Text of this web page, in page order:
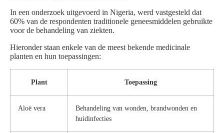
In een onderzoek uitgevoerd in Nigeria, werd vastgesteld dat
60% van de respondenten traditionele geneesmiddelen gebruikte
voor de behandeling van ziekten.
Hieronder staan enkele van de meest bekende medicinale
planten en hun toepassingen:
Plant Toepassing
Aloë vera
Behandeling van wonden, brandwonden en
huidinfecties